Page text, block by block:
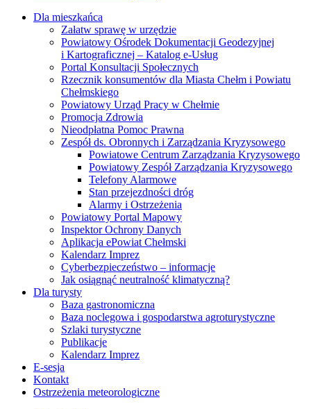
Dla mieszkańca
Załatw sprawę w urzędzie
Powiatowy Ośrodek Dokumentacji Geodezyjnej
i Kartograficznej – Katalog e-Usług
Portal Konsultacji Społecznych
Rzecznik konsumentów dla Miasta Chełm i Powiatu
Chełmskiego
Powiatowy Urząd Pracy w Chełmie
Promocja Zdrowia
Nieodpłatna Pomoc Prawna
Zespół ds. Obronnych i Zarządzania Kryzysowego
Powiatowe Centrum Zarządzania Kryzysowego
Powiatowy Zespół Zarządzania Kryzysowego
Telefony Alarmowe
Stan przejezdności dróg
Alarmy i Ostrzeżenia
Powiatowy Portal Mapowy
Inspektor Ochrony Danych
Aplikacja ePowiat Chełmski
Kalendarz Imprez
Cyberbezpieczeństwo – informacje
Jak osiągnąć neutralność klimatyczną?
Dla turysty
Baza gastronomiczna
Baza noclegowa i gospodarstwa agroturystyczne
Szlaki turystyczne
Publikacje
Kalendarz Imprez
E-sesja
Kontakt
Ostrzeżenia meteorologiczne